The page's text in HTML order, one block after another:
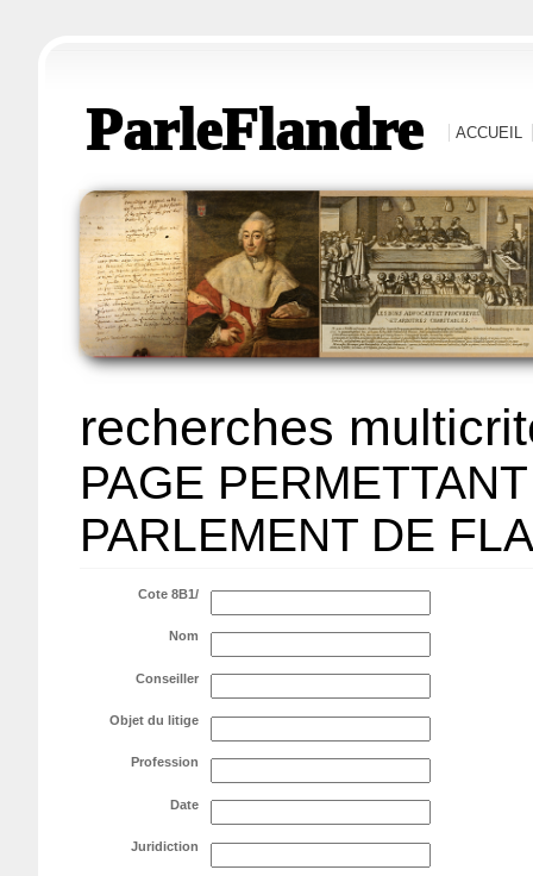
ParleFlandre ACCUEIL
recherches
PAGE
PARLEMENT DE
Cote 8B1/
Nom
Conseiller
Objet du litige
Profession
Date
Juridiction